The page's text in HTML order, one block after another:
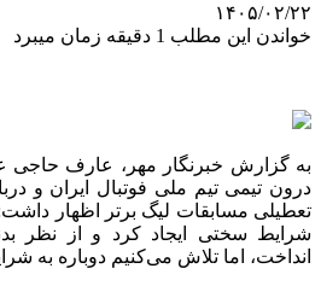
۱۴۰۵/۰۲/۲۲
خواندن این مطلب 1 دقیقه زمان میبرد
به گزارش خبرنگار مهر، عارف حاجی
درون تیمی تیم ملی فوتبال ایران و
تعطیلی مسابقات لیگ برتر اظهار داشت:
شرایط سختی ایجاد کرد و از نظر
انداخت، اما تلاش می‌کنیم دوباره به